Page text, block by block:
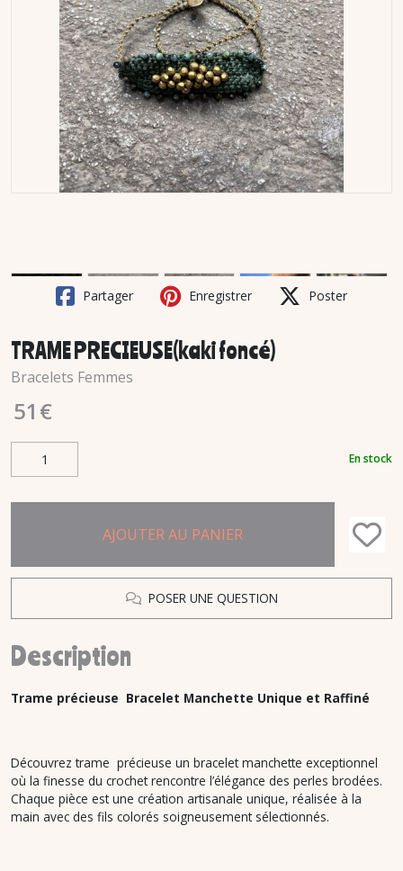
Partager Enregistrer Poster
TRAME PRECIEUSE(kaki foncé)
Bracelets Femmes
51 €
En stock
AJOUTER AU PANIER
POSER UNE QUESTION
Description
Trame précieuse Bracelet Manchette Unique et Raffiné
Découvrez trame précieuse un bracelet manchette exceptionnel
où la finesse du crochet rencontre l’élégance des perles brodées.
Chaque pièce est une création artisanale unique, réalisée à la
main avec des fils colorés soigneusement sélectionnés.